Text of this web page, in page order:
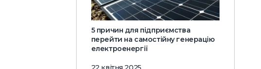
5 причин для підприємства
перейти на самостійну генерацію
електроенергії